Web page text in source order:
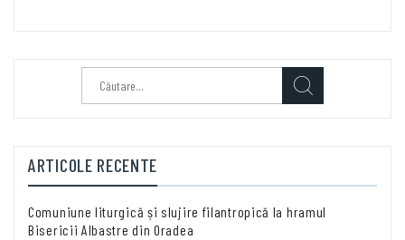
după:
ARTICOLE RECENTE
Comuniune liturgică și slujire filantropică la hramul
Bisericii Albastre din Oradea